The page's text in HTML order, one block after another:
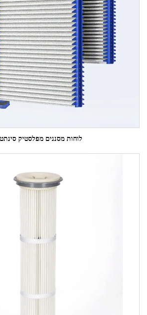
לוחות מסננים מפלסטיק